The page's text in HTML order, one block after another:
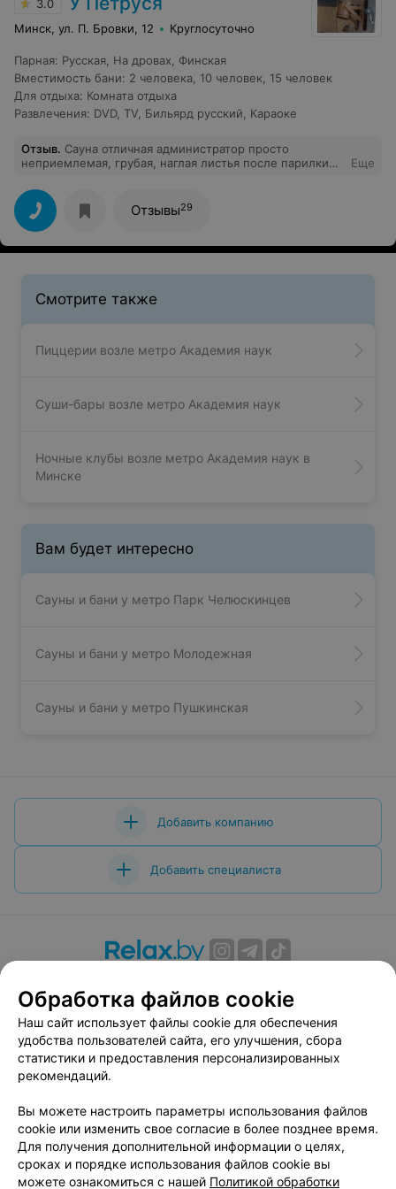
поблизости тоже. Отдых был испорчен. В общем,
поход в этот аквапарк запомнится мне надолго.
3.0
Минск, ул. П. Бровки, 12 Круглосуточно
Парная: Русская, На дровах, Финская
Вместимость бани: 2 человека, 10 человек, 15 человек
Для отдыха: Комната отдыха
Развлечения: DVD, TV, Бильярд русский, Караоке
Отзыв. Сауна отличная администратор просто
неприемлемая, грубая, наглая листья после парилки
Еще
Отзывы29
Смотрите также
Пиццерии возле метро Академия наук
Суши-бары возле метро Академия наук
Ночные клубы возле метро Академия наук в
Минске
Вам будет интересно
Сауны и бани у метро Парк Челюскинцев
Сауны и бани у метро Молодежная
Сауны и бани у метро Пушкинская
Добавить компанию
Добавить специалиста
Вакансии
Публичный договор
Способы оплаты
Публичный договор по использованию сервиса
«Афиша»
Пользовательское соглашение
Связаться по вопросам сотрудничества
Написать руководителю relax.by
Персональные настройки cookie
Обработка файлов cookie
Наш сайт использует файлы cookie для обеспечения
удобства пользователей сайта, его улучшения, сбора
статистики и предоставления персонализированных
рекомендаций.
Вы можете настроить параметры использования файлов
cookie или изменить свое согласие в более позднее время.
Для получения дополнительной информации о целях,
сроках и порядке использования файлов cookie вы
можете ознакомиться с нашей Политикой обработки